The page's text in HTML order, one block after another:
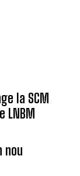
la SCM
LNBM
nou